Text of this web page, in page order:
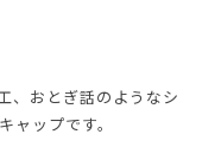
、おとぎ話のようなシ
ャップです。